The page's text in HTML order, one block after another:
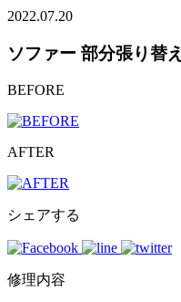
2022.07.20
ソファー 部分張り替え
BEFORE
AFTER
シェアする
修理内容